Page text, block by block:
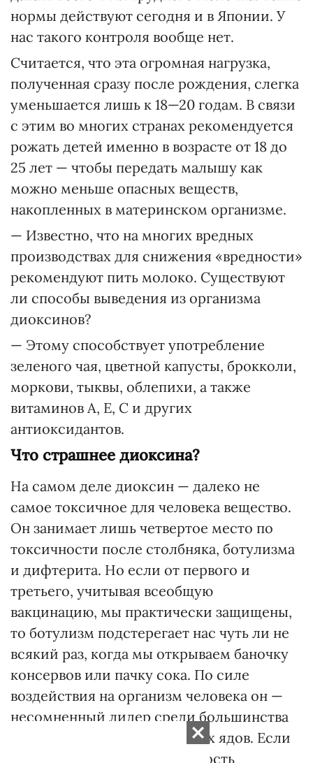
нормы действуют сегодня и в Японии. У
нас такого контроля вообще нет.
Считается, что эта огромная нагрузка,
полученная сразу после рождения, слегка
уменьшается лишь к 18—20 годам. В связи
с этим во многих странах рекомендуется
рожать детей именно в возрасте от 18 до
25 лет — чтобы передать малышу как
можно меньше опасных веществ,
накопленных в материнском организме.
— Известно, что на многих вредных
производствах для снижения «вредности»
рекомендуют пить молоко. Существуют
ли способы выведения из организма
диоксинов?
— Этому способствует употребление
зеленого чая, цветной капусты, брокколи,
моркови, тыквы, облепихи, а также
витаминов А, Е, С и других
антиоксидантов.
Что страшнее диоксина?
На самом деле диоксин — далеко не
самое токсичное для человека вещество.
Он занимает лишь четвертое место по
токсичности после столбняка, ботулизма
и дифтерита. Но если от первого и
третьего, учитывая всеобщую
вакцинацию, мы практически защищены,
то ботулизм подстерегает нас чуть ли не
всякий раз, когда мы открываем баночку
консервов или пачку сока. По силе
воздействия на организм человека он —
несомненный лидер среди большинства
биологических и химических ядов. Если
принять за единицу токсичность